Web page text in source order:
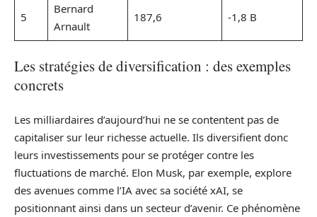
5
Bernard
Arnault
187,6 -1,8 B
Les stratégies de diversification : des exemples
concrets
Les milliardaires d’aujourd’hui ne se contentent pas de
capitaliser sur leur richesse actuelle. Ils diversifient donc
leurs investissements pour se protéger contre les
fluctuations de marché. Elon Musk, par exemple, explore
des avenues comme l’IA avec sa société xAI, se
positionnant ainsi dans un secteur d’avenir. Ce phénomène